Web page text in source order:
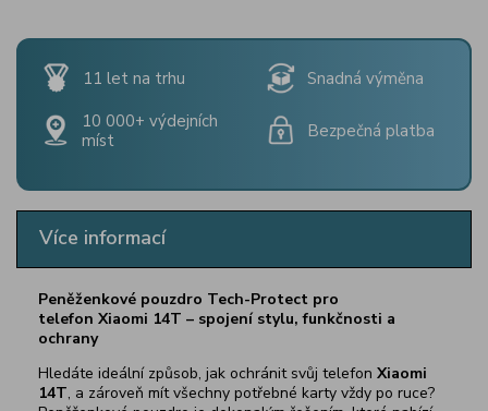
11 let na trhu
Snadná výměna
10 000+ výdejních
míst
Bezpečná platba
Více informací
Peněženkové pouzdro Tech-Protect pro
telefon Xiaomi 14T – spojení stylu, funkčnosti a
ochrany
Hledáte ideální způsob, jak ochránit svůj telefon Xiaomi
14T, a zároveň mít všechny potřebné karty vždy po ruce?